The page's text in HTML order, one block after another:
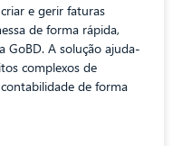
e gerir faturas
de forma rápida,
GoBD. A solução ajuda-
complexos de
de forma